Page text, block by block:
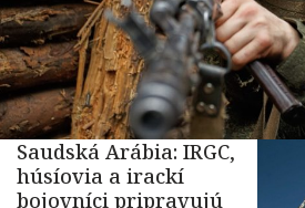
Saudská Arábia: IRGC,
húsíovia a irackí
bojovníci pripravujú